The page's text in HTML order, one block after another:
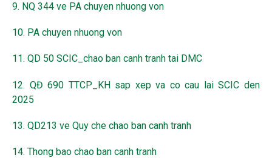
9. NQ 344 ve PA chuyen nhuong von
10. PA chuyen nhuong von
11. QD 50 SCIC_chao ban canh tranh tai DMC
12. QĐ 690 TTCP_KH sap xep va co cau lai SCIC den
2025
13. QD213 ve Quy che chao ban canh tranh
14. Thong bao chao ban canh tranh